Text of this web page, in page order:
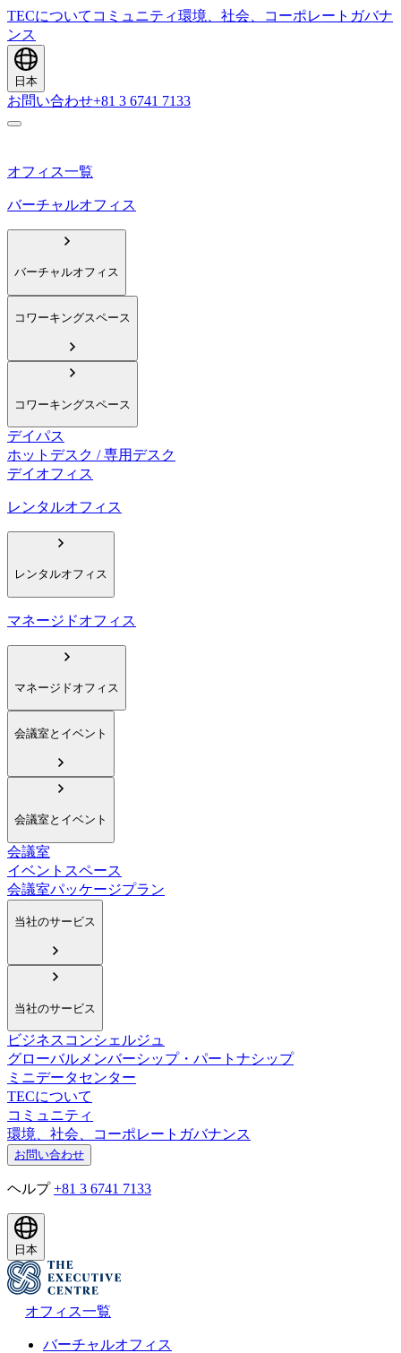
TECについて コミュニティ環境、社会、コーポレートガバナ
ンス
日本
お問い合わせ+81 3 6741 7133
オフィス一覧
バーチャルオフィス
バーチャルオフィス
コワーキングスペース
コワーキングスペース
デイパス
ホットデスク / 専用デスク
デイオフィス
レンタルオフィス
レンタルオフィス
マネージドオフィス
マネージドオフィス
会議室とイベント
会議室とイベント
会議室
イベントスペース
会議室パッケージプラン
当社のサービス
当社のサービス
ビジネスコンシェルジュ
グローバルメンバーシップ・パートナシップ
ミニデータセンター
TECについて
コミュニティ
環境、社会、コーポレートガバナンス
お問い合わせ
ヘルプ +81 3 6741 7133
日本
オフィス一覧
バーチャルオフィス